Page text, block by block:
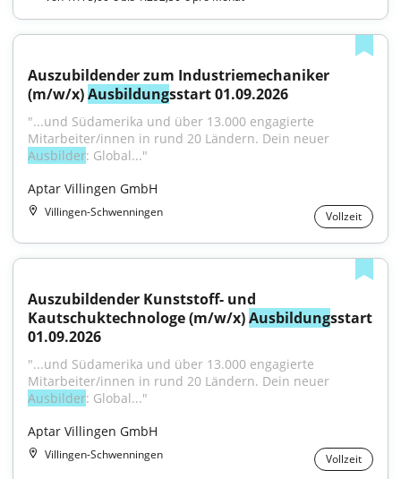
Auszubildender zum Industriemechaniker
(m/w/x) Ausbildungsstart 01.09.2026
"...und Südamerika und über 13.000 engagierte
Ausbilder: Global..."
Aptar Villingen GmbH
Villingen-Schwenningen Vollzeit
Auszubildender Kunststoff- und
Kautschuktechnologe (m/w/x) Ausbildungsstart
01.09.2026
"...und Südamerika und über 13.000 engagierte
Ausbilder: Global..."
Aptar Villingen GmbH
Villingen-Schwenningen Vollzeit